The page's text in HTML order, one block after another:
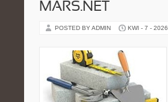
MARS.NET
POSTED BY ADMIN KWI - 7 - 2026